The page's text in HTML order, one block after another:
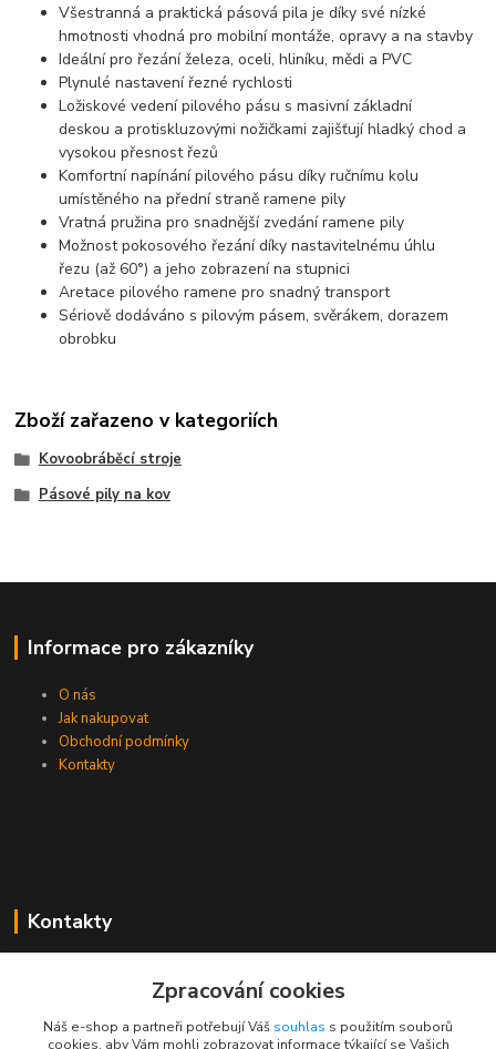
Všestranná a praktická pásová pila je díky své nízké
hmotnosti vhodná pro mobilní montáže, opravy a na stavby
Ideální pro řezání železa, oceli, hliníku, mědi a PVC
Plynulé nastavení řezné rychlosti
Ložiskové vedení pilového pásu s masivní základní
deskou a protiskluzovými nožičkami zajišťují hladký chod a
vysokou přesnost řezů
Komfortní napínání pilového pásu díky ručnímu kolu
umístěného na přední straně ramene pily
Vratná pružina pro snadnější zvedání ramene pily
Možnost pokosového řezání díky nastavitelnému úhlu
řezu (až 60°) a jeho zobrazení na stupnici
Aretace pilového ramene pro snadný transport
Sériově dodáváno s pilovým pásem, svěrákem, dorazem
obrobku
Zboží zařazeno v kategoriích
Kovoobráběcí stroje
Pásové pily na kov
Informace pro zákazníky
O nás
Jak nakupovat
Obchodní podmínky
Kontakty
Kontakty
+420 733 530 378
(Po-Pá, 8-15 hod.)
Zpracování cookies
Náš e-shop a partneři potřebují Váš souhlas s použitím souborů
cookies, aby Vám mohli zobrazovat informace týkající se Vašich